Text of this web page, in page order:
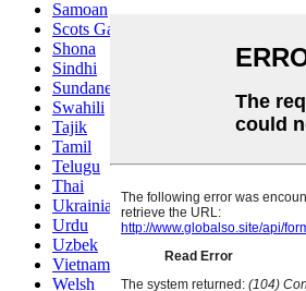
Samoan
Scots Gaelic
Shona
Sindhi
Sundanese
Swahili
Tajik
Tamil
Telugu
Thai
Ukrainian
Urdu
Uzbek
Vietnamese
Welsh